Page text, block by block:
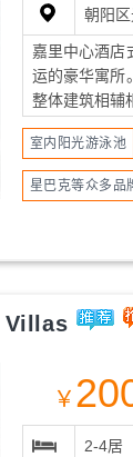
朝阳
嘉里中心酒店
运的豪华寓所
整体建筑相辅
室内阳光游泳池
星巴克等众多品
Villas
￥
2-4居